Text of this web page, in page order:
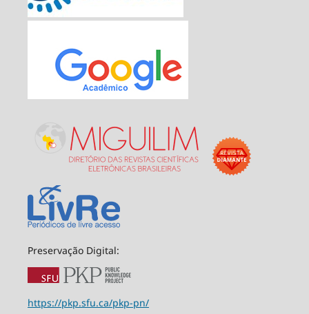
Preservação Digital:
https://pkp.sfu.ca/pkp-pn/